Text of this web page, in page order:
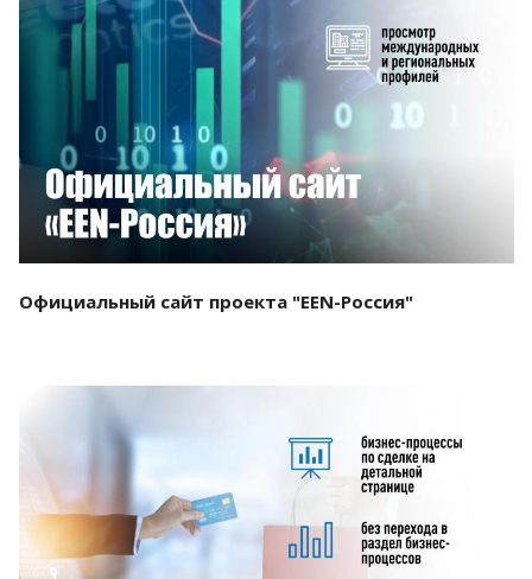
Смотреть проект
Официальный сайт проекта "EEN-Россия"